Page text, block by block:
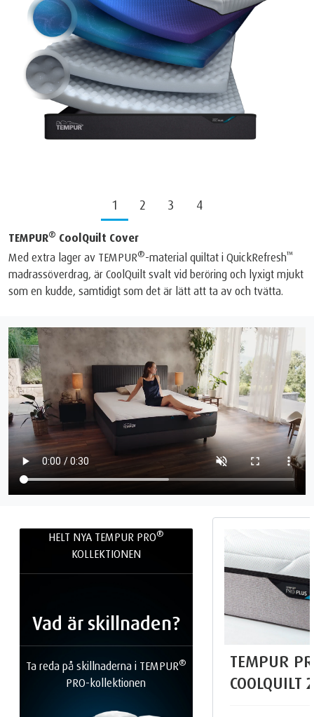
1 2 3 4
TEMPUR® CoolQuilt Cover
Med extra lager av TEMPUR®-material quiltat i QuickRefresh™
madrassöverdrag, är CoolQuilt svalt vid beröring och lyxigt mjukt
som en kudde, samtidigt som det är lätt att ta av och tvätta.
HELT NYA TEMPUR PRO®
KOLLEKTIONEN
Vad är skillnaden?
Ta reda på skillnaderna i TEMPUR®
PRO-kollektionen
TEMPUR
COOLQUILT